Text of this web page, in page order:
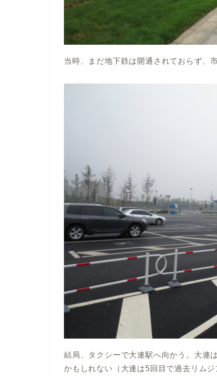
当時、まだ地下鉄は開通されておらず、
結局、タクシーで大連駅へ向かう。大連
かもしれない（大連は5回目で過去リム